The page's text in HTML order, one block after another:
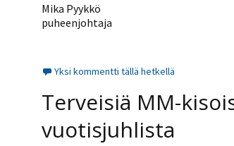
Mika Pyykkö
puheenjohtaja
Yksi kommentti tällä hetkellä
Terveisiä MM-
vuotisjuhlista